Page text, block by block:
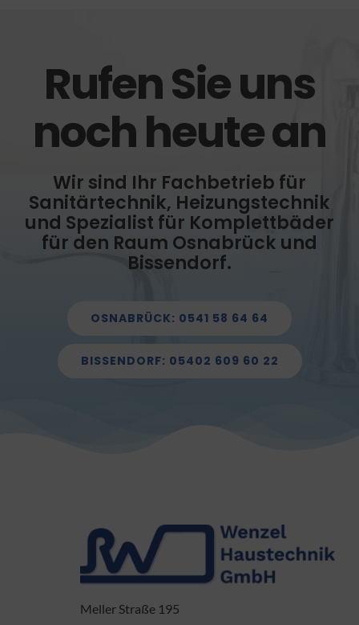
Rufen Sie uns
noch heute an
Wir sind Ihr Fachbetrieb für
Sanitärtechnik, Heizungstechnik
und Spezialist für Komplettbäder
für den Raum Osnabrück und
Bissendorf.
OSNABRÜCK: 0541 58 64 64
BISSENDORF: 05402 609 60 22
Meller Straße 195